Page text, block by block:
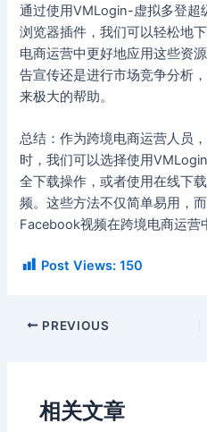
通过使用VMLogin-虚拟多登超
浏览器插件，我们可以轻松地
电商运营中更好地应用这些资
告宣传还是进行市场竞争分析
来极大的帮助。
总结：作为跨境电商运营人员
时，我们可以选择使用
全下载操作，或者使用在线下
频。这些方法不仅简单易用，
Facebook视频在跨境电商运营
Post Views: 150
PREVIOUS
相关文章